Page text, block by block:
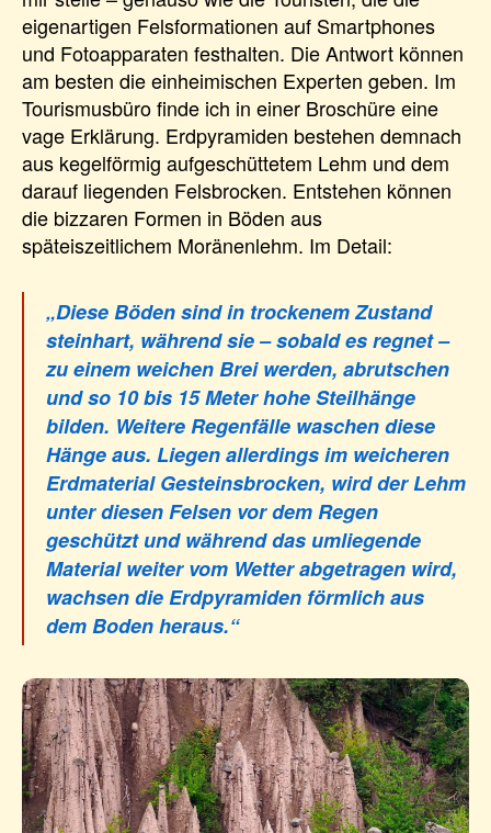
eigenartigen Felsformationen auf Smartphones
und Fotoapparaten festhalten. Die Antwort können
am besten die einheimischen Experten geben. Im
Tourismusbüro finde ich in einer Broschüre eine
vage Erklärung. Erdpyramiden bestehen demnach
aus kegelförmig aufgeschüttetem Lehm und dem
darauf liegenden Felsbrocken. Entstehen können
die bizzaren Formen in Böden aus
späteiszeitlichem Moränenlehm. Im Detail:
„Diese Böden sind in trockenem Zustand
steinhart, während sie – sobald es regnet –
zu einem weichen Brei werden, abrutschen
und so 10 bis 15 Meter hohe Steilhänge
bilden. Weitere Regenfälle waschen diese
Hänge aus. Liegen allerdings im weicheren
Erdmaterial Gesteinsbrocken, wird der Lehm
unter diesen Felsen vor dem Regen
geschützt und während das umliegende
Material weiter vom Wetter abgetragen wird,
wachsen die Erdpyramiden förmlich aus
dem Boden heraus.“